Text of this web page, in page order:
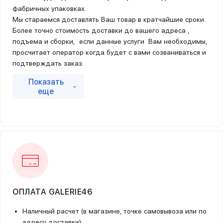
фабричных упаковках.
Мы стараемся доставлять Ваш товар в кратчайшие сроки.
Более точно стоимость доставки до вашего адреса ,
подъема и сборки, если данные услуги Вам необходимы,
просчитает оператор когда будет с вами созваниваться и
подтверждать заказ.
до пунктов выдачи курьерских компаний.
Показать
еще
ОПЛАТА GALERIE46
Наличный расчет (в магазине, точке самовывоза или по